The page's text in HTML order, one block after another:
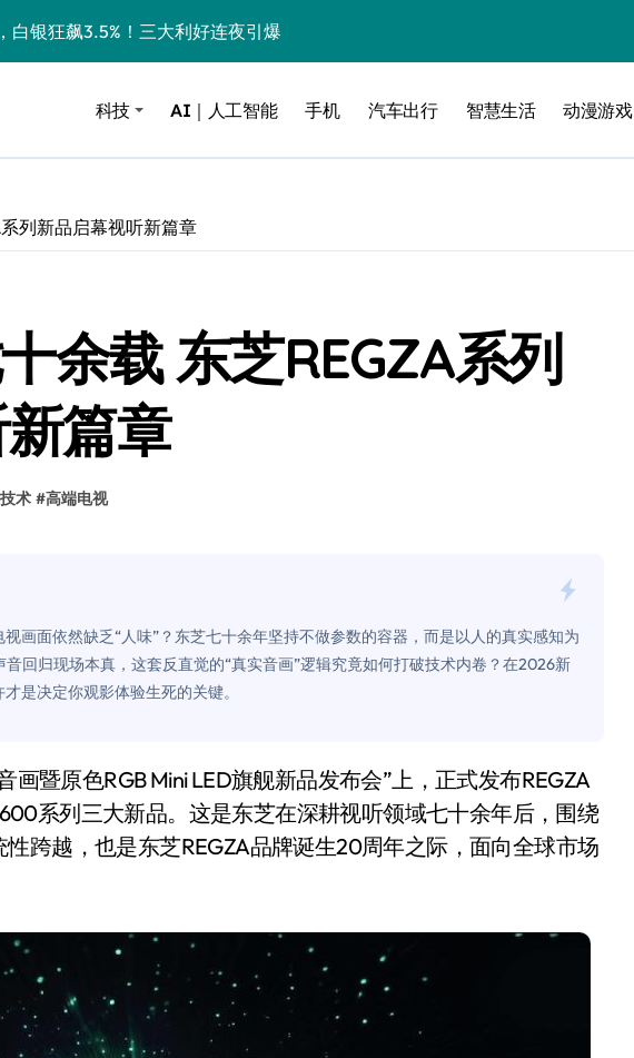
银狂飙3.5%！三大利好连夜引爆
幕能转、风扇怼脸，但最狠的是那个机械音
员3200、卖工作室、网络瘫了，微软这次真急了
辞去CEO，但继续“垂帘听政”？
三星把最新存储技术给了AI
冷、高端梦碎：小鹏的“多事之夏”
比Model 3有面儿——试驾雷克萨斯ES 500e
业版，选错真的会后悔吗？
详解exFAT和NTFS的终极对决
2S内录实测，值不值得冲？
”：海信拿下RGB-Mini LED全球话语权
，小米17标准版逼近4800
：合肥正在下一盘你看不懂的大棋
科技 AI｜人工智能 手机 汽车出行 智慧生活 动漫游戏
列新品启幕视听新篇章
余载 东芝REGZA系列
篇章
术 #高端电视
画面依然缺乏“人味”？东芝七十余年坚持不做参数的容器，而是以人的真实感知为
回归现场本真，这套反直觉的“真实音画”逻辑究竟如何打破技术内卷？在2026新
是决定你观影体验生死的关键。
系列三大新品。这是东芝在深耕视听领域七十余年后，围绕
跨越，也是东芝REGZA品牌诞生20周年之际，面向全球市场